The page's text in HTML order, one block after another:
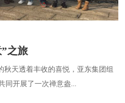
之旅
秋天透着丰收的喜悦，亚东集团组
开展了一次禅意盎...